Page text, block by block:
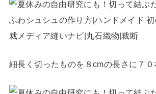
細長く切ったものを８cmの長さに７０